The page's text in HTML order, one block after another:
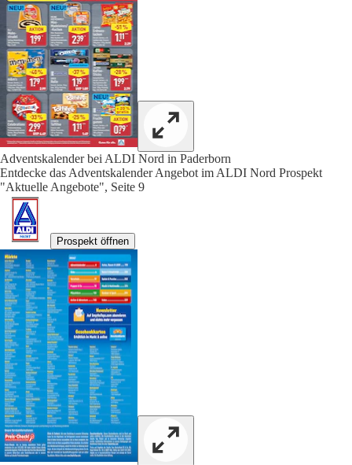
Adventskalender bei ALDI Nord in Paderborn
Entdecke das Adventskalender Angebot im ALDI Nord Prospekt
"Aktuelle Angebote", Seite 9
Prospekt öffnen